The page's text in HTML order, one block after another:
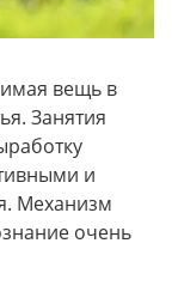
вещь в
Занятия
и
Механизм
очень